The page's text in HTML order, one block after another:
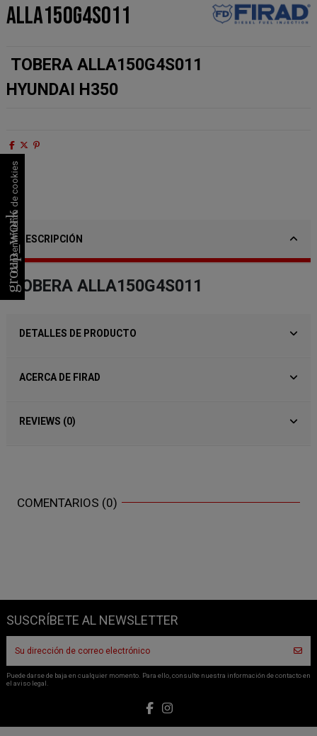
ALLA150G4S011
TOBERA ALLA150G4S011
HYUNDAI H350
DESCRIPCIÓN
TOBERA ALLA150G4S011
DETALLES DE PRODUCTO
ACERCA DE FIRAD
REVIEWS (0)
COMENTARIOS (0)
SUSCRÍBETE AL NEWSLETTER
Puede darse de baja en cualquier momento. Para ello, consulte nuestra información de contacto en
el aviso legal.
group_work
Consentimiento de cookies